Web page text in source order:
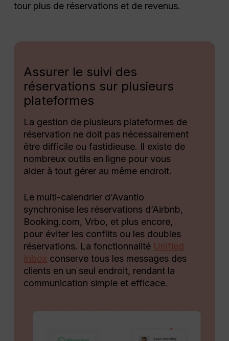
tour plus de réservations et de revenus.
Assurer le suivi des
réservations sur plusieurs
plateformes
La gestion de plusieurs plateformes de
réservation ne doit pas nécessairement
être difficile ou fastidieuse. Il existe de
nombreux outils en ligne pour vous
aider à tout gérer au même endroit.
Le multi-calendrier d’Avantio
synchronise les réservations d’Airbnb,
Booking.com, Vrbo, et plus encore,
pour éviter les conflits ou les doubles
réservations. La fonctionnalité Unified
Inbox conserve tous les messages des
clients en un seul endroit, rendant la
communication simple et efficace.